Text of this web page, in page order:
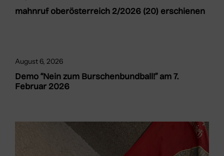
mahnruf oberösterreich 2/2026 (20) erschienen
August 6, 2026
Demo “Nein zum Burschenbundball!” am 7.
Februar 2026